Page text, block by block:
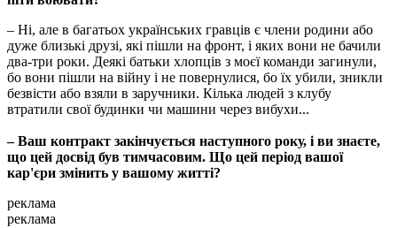
– Ні, але в багатьох українських гравців є члени родини або
дуже близькі друзі, які пішли на фронт, і яких вони не бачили
два-три роки. Деякі батьки хлопців з моєї команди загинули,
бо вони пішли на війну і не повернулися, бо їх убили, зникли
безвісти або взяли в заручники. Кілька людей з клубу
втратили свої будинки чи машини через вибухи...
– Ваш контракт закінчується наступного року, і ви знаєте,
що цей досвід був тимчасовим. Що цей період вашої
кар'єри змінить у вашому житті?
реклама
реклама